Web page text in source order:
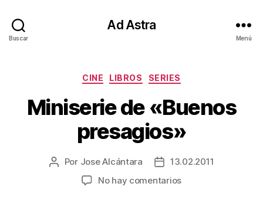
Buscar
Ad Astra
Menú
Categorías
CINE LIBROS SERIES
Miniserie de «Buenos
presagios»
Autor
Por Jose Alcántara
Fecha13.02.2011
No hay comentariosen